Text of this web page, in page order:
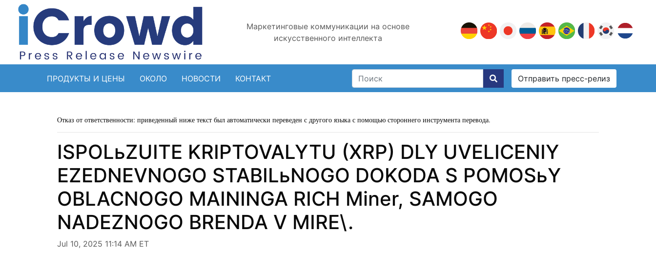
Маркетинговые коммуникации на основе
искусственного интеллекта
ПРОДУКТЫ И ЦЕНЫ ОКОЛО НОВОСТИ КОНТАКТ Отправить пресс-релиз
Отказ от ответственности: приведенный ниже текст был автоматически переведен с другого языка с помощью стороннего инструмента перевода.
ISPOLьZUITE KRIPTOVALYTU (XRP) DLY UVELICENIY
EZEDNEVNOGO STABILьNOGO DOKODA S POMOSьY
OBLACNOGO MAININGA RICH Miner, SAMOGO
NADEZNOGO BRENDA V MIRE\.
Jul 10, 2025 11:14 AM ET